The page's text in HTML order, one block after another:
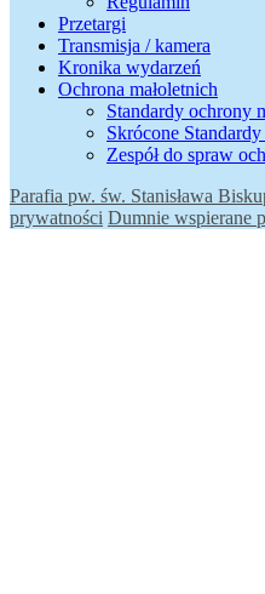
Przetargi
Transmisja / kamera
Kronika wydarzeń
Ochrona małoletnich
Standardy ochrony
Skrócone
Zespół do spraw
Parafia pw. św. Stanisława
prywatności Dumnie wspierane